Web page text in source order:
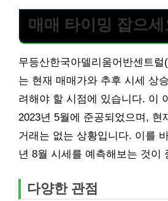
매매 타이밍 잡으세
무등산한국아델리움어반센트
는 현재 매매가와 추후 시세 상
려해야 할 시점에 있습니다. 이
2023년 5월에 준공되었으며, 현
거래는 없는 상황입니다. 이를
년 8월 시세를 예측해보는 것이
다양한 관점